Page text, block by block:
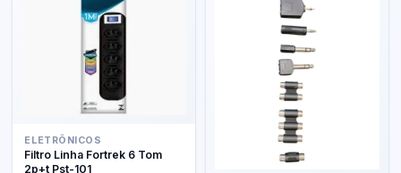
ELETRÔNICOS
Filtro Linha Fortrek 6 Tom
2p+t Pst-101